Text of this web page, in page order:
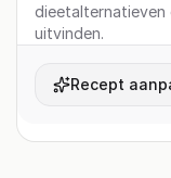
uitvinden.
Recept